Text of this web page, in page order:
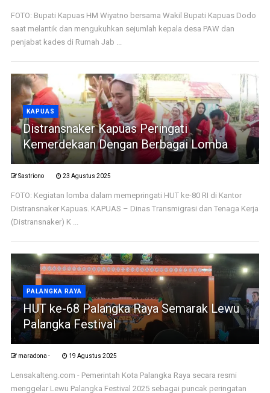
FOTO: Bupati Kapuas HM Wiyatno bersama Wakil Bupati Kapuas Dodo
saat melantik dan mengukuhkan sejumlah kepala desa PAW dan
penjabat kades di Rumah Jab ...
KAPUAS
Distransnaker Kapuas Peringati
Kemerdekaan Dengan Berbagai Lomba
Sastriono 23 Agustus 2025
FOTO: Kegiatan lomba dalam memepringati HUT ke-80 RI di Kantor
Distransnaker Kapuas. KAPUAS – Dinas Transmigrasi dan Tenaga Kerja
(Distransnaker) K ...
PALANGKA RAYA
HUT ke-68 Palangka Raya Semarak Lewu
Palangka Festival
maradona - 19 Agustus 2025
Lensakalteng.com - Pemerintah Kota Palangka Raya secara resmi
menggelar Lewu Palangka Festival 2025 sebagai puncak peringatan